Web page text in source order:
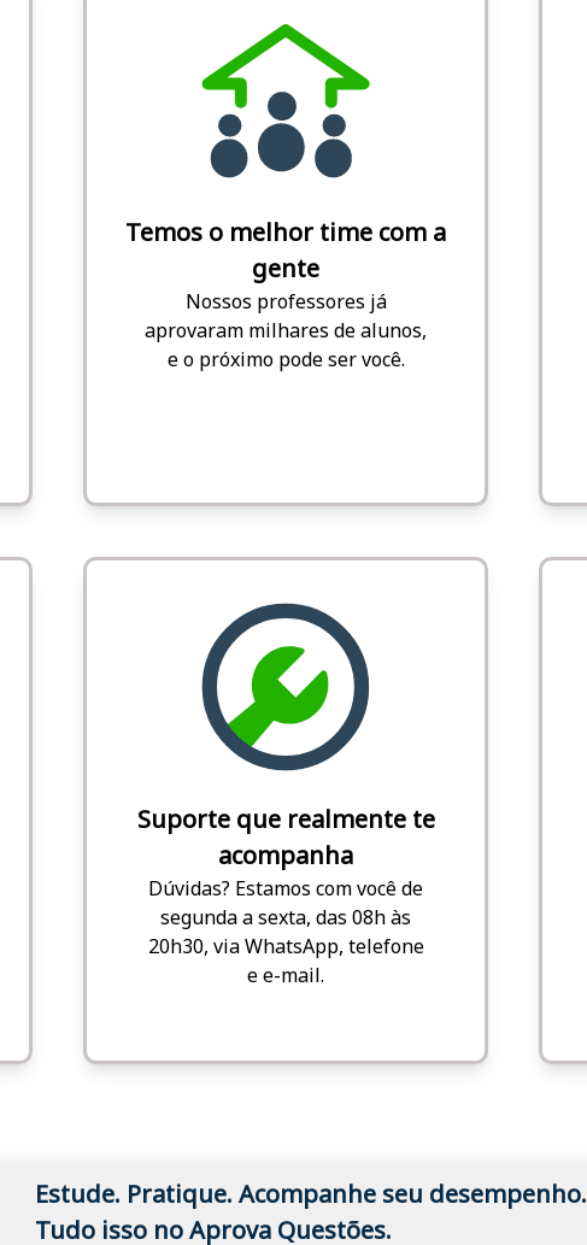
Temos o melhor time com a
gente
Nossos professores já
aprovaram milhares de alunos,
e o próximo pode ser você.
Suporte que realmente te
acompanha
Dúvidas? Estamos com você de
segunda a sexta, das 08h às
20h30, via WhatsApp, telefone
e e-mail.
Estude. Pratique. Acompanhe seu desempenho.
Tudo isso no Aprova Questões.